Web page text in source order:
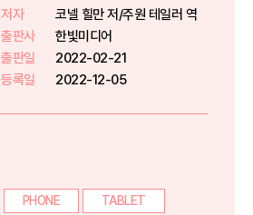
저자
코넬 힐만 저/주원 테일러 역
출판사
한빛미디어
출판일
2022-02-21
등록일
2022-12-05
PHONE
TABLET